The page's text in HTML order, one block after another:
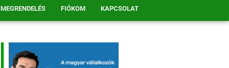
MEGRENDELÉS FIÓKOM KAPCSOLAT